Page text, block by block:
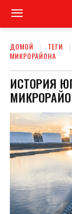
ДОМОЙ ТЕГИ
МИКРОРАЙОНА
ИСТОРИЯ